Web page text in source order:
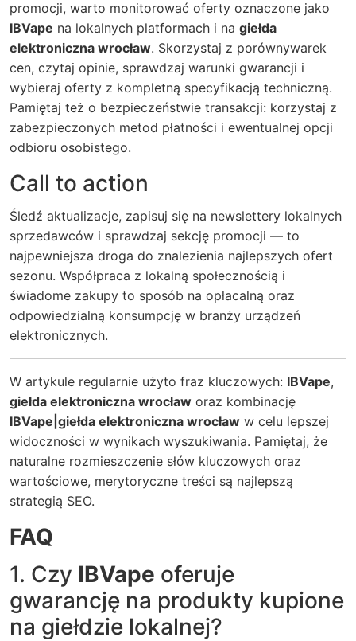
promocji, warto monitorować oferty oznaczone jako
IBVape na lokalnych platformach i na giełda
elektroniczna wrocław. Skorzystaj z porównywarek
cen, czytaj opinie, sprawdzaj warunki gwarancji i
wybieraj oferty z kompletną specyfikacją techniczną.
Pamiętaj też o bezpieczeństwie transakcji: korzystaj z
zabezpieczonych metod płatności i ewentualnej opcji
odbioru osobistego.
Call to action
Śledź aktualizacje, zapisuj się na newslettery lokalnych
sprzedawców i sprawdzaj sekcję promocji — to
najpewniejsza droga do znalezienia najlepszych ofert
sezonu. Współpraca z lokalną społecznością i
świadome zakupy to sposób na opłacalną oraz
odpowiedzialną konsumpcję w branży urządzeń
elektronicznych.
W artykule regularnie użyto fraz kluczowych: IBVape,
giełda elektroniczna wrocław oraz kombinację
IBVape|giełda elektroniczna wrocław w celu lepszej
widoczności w wynikach wyszukiwania. Pamiętaj, że
naturalne rozmieszczenie słów kluczowych oraz
wartościowe, merytoryczne treści są najlepszą
strategią SEO.
FAQ
1. Czy IBVape oferuje
gwarancję na produkty kupione
na giełdzie lokalnej?